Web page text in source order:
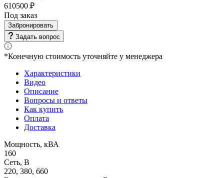
610500 ₽
Под заказ
Забронировать
Задать вопрос
*Конечную стоимость уточняйте у менеджера
Характеристики
Видео
Описание
Вопросы и ответы
Как купить
Оплата
Доставка
Мощность, кВА
160
Сеть, В
220, 380, 660